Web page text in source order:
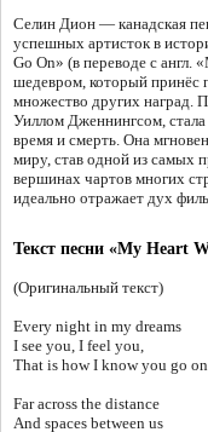
Селин Дион — канадская
успешных артисток в
Go On» (в переводе с англ.
шедевром, который принёс
множество других наград.
Уиллом Дженнингсом,
время и смерть. Она
миру, став одной из самых
вершинах чартов многих
идеально отражает дух
Текст песни «My Heart
(Оригинальный текст)
Every night in my dreams
I see you, I feel you,
That is how I know you go
Far across the distance
And spaces between us